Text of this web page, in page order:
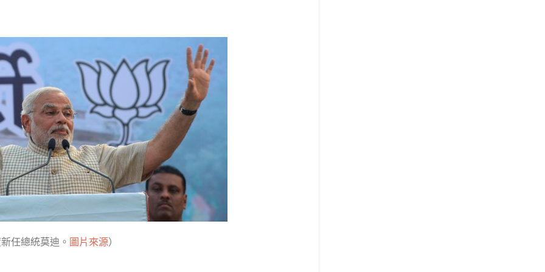
任總統莫迪。 圖片來源）